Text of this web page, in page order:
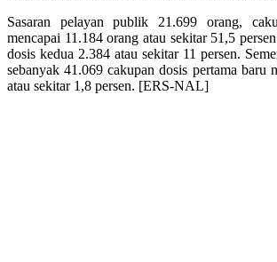
Sasaran pelayan publik 21.699 orang,
mencapai 11.184 orang atau sekitar 51,5
dosis kedua 2.384 atau sekitar 11 persen.
sebanyak 41.069 cakupan dosis pertama baru
atau sekitar 1,8 persen. [ERS-NAL]